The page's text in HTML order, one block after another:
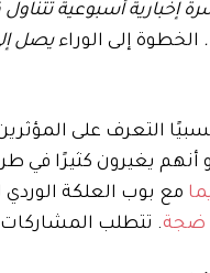
إخبارية أسبوعية
. الخطوة إلى الوراء
التعرف على
يغيرون كثيرًا في
مع بوب العلكة الوردي
ضجة. تتطلب المشاركات